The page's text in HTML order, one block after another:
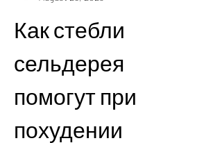
Как стебли
сельдерея
помогут при
похудении